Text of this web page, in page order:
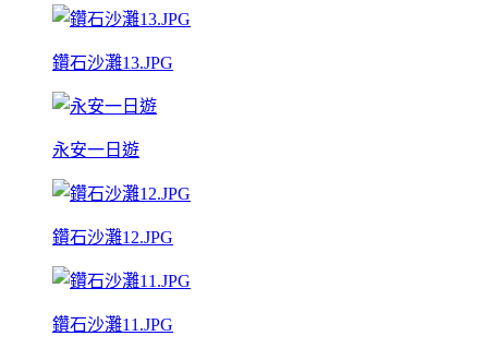
鑽石沙灘13.JPG
永安一日遊
鑽石沙灘12.JPG
鑽石沙灘11.JPG